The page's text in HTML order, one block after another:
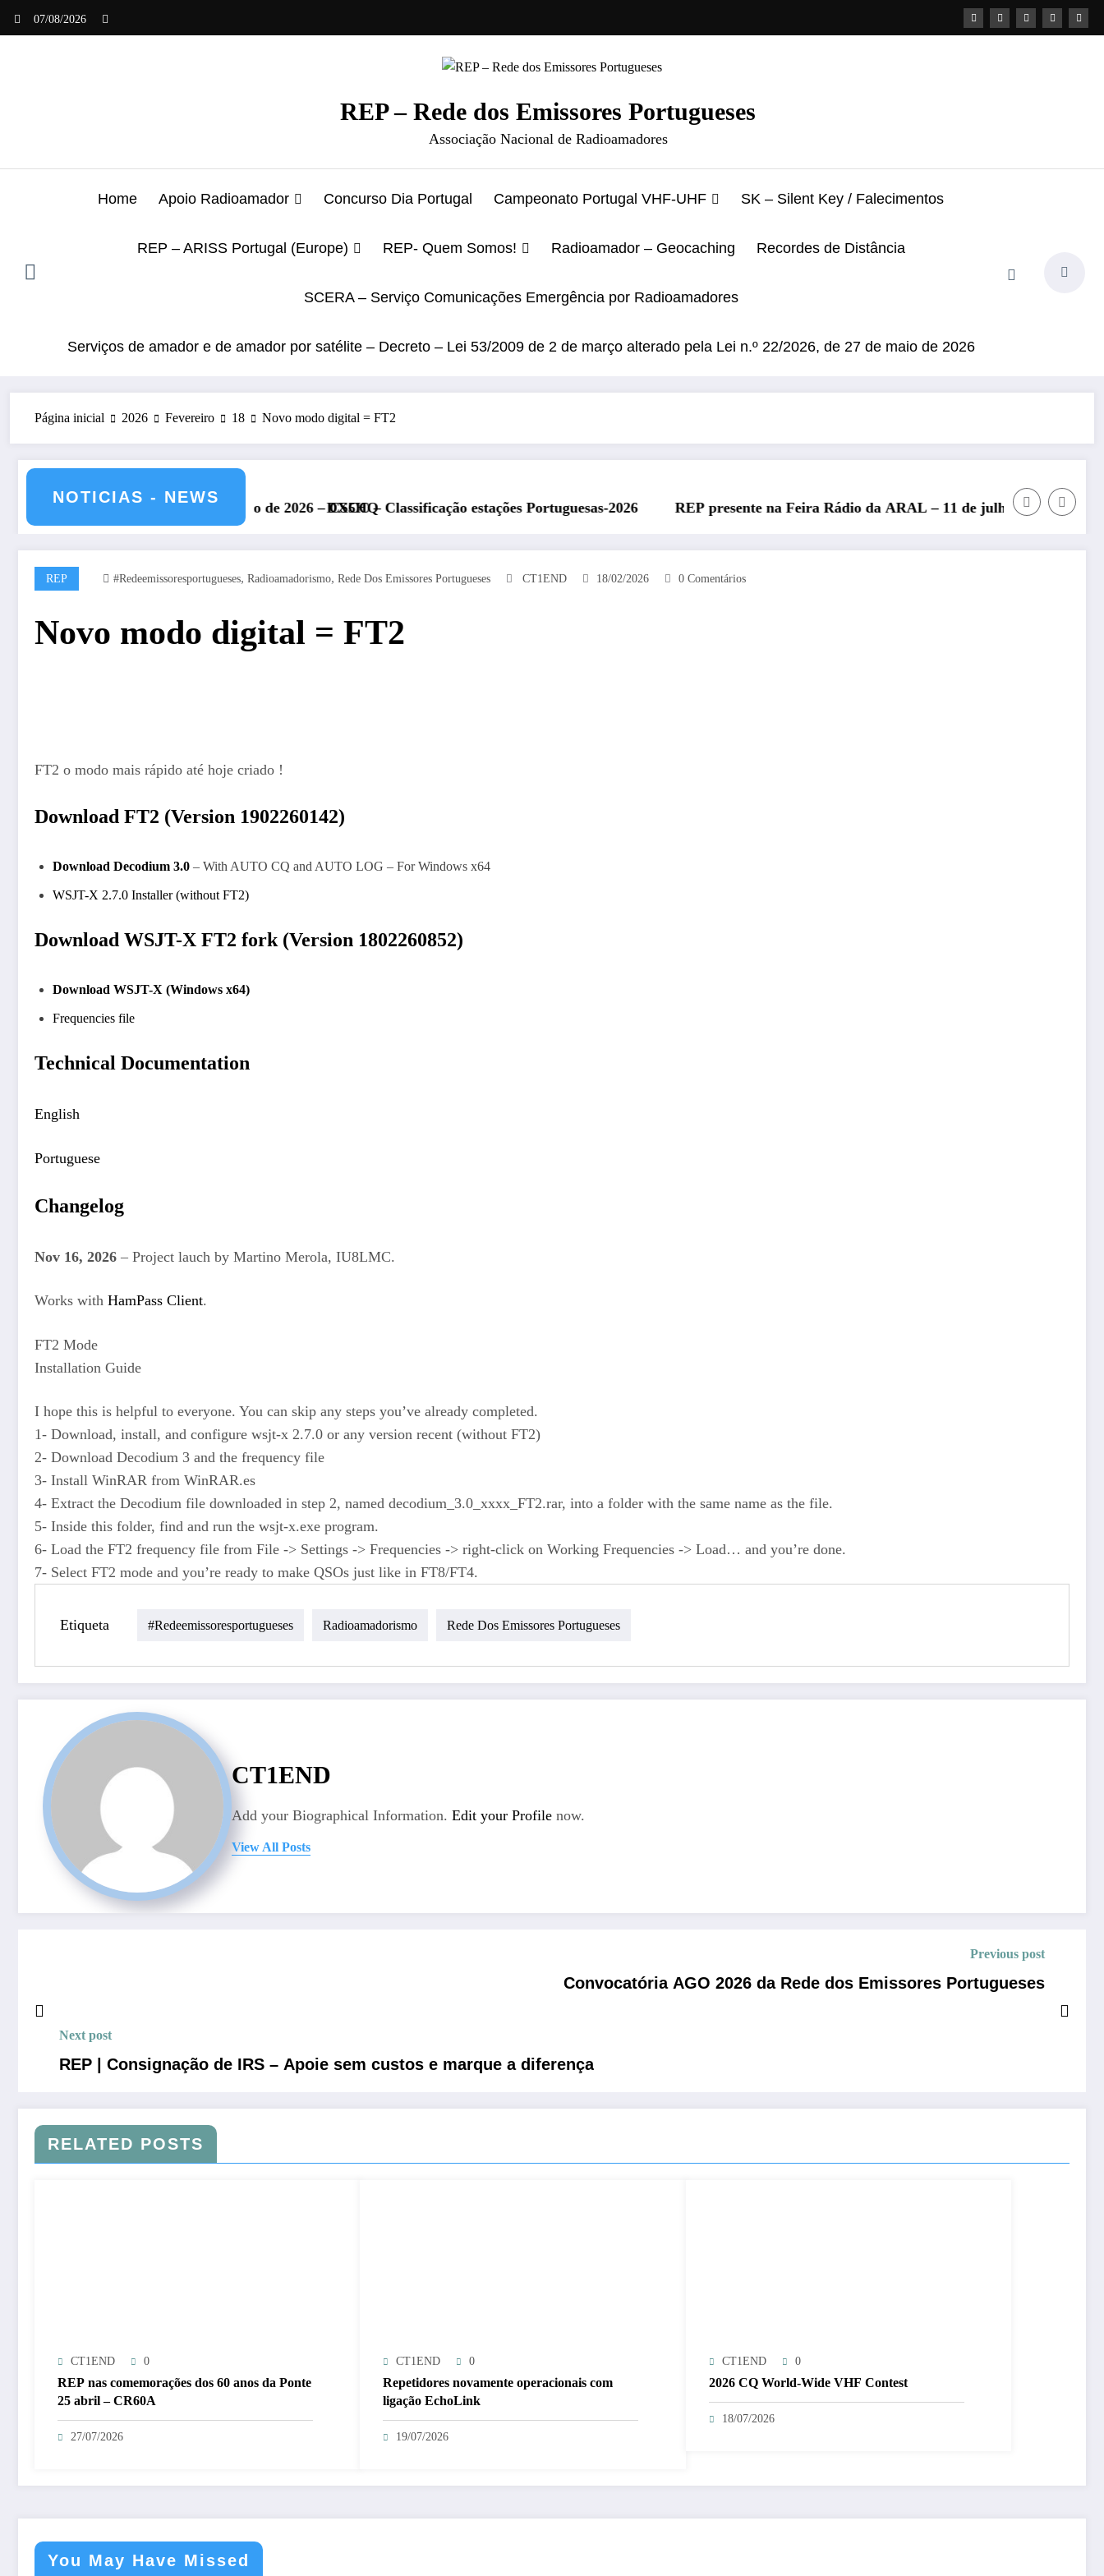
07/08/2026
REP – Rede dos Emissores Portugueses
Associação Nacional de Radioamadores
Home Apoio Radioamador Concurso Dia Portugal Campeonato Portugal VHF-UHF SK – Silent Key / Falecimentos
REP – ARISS Portugal (Europe) REP- Quem Somos! Radioamador – Geocaching Recordes de Distância
SCERA – Serviço Comunicações Emergência por Radioamadores
Serviços de amador e de amador por satélite – Decreto – Lei 53/2009 de 2 de março alterado pela Lei n.º 22/2026, de 27 de maio de 2026
Página inicial 2026 Fevereiro 18 Novo modo digital = FT2
NOTICIAS - NEWS
11 e 12 de julho de 2026 – CS5HQDXCC – Classificação estações Portuguesas-2026 REP presente na Feira Rádio da ARAL – 11 de julho de 2026REP presente no Encontro
REP #redeemissoresportugueses, Radioamadorismo, Rede Dos Emissores Portugueses CT1END 18/02/2026 0 Comentários
Novo modo digital = FT2
FT2 o modo mais rápido até hoje criado !
Download FT2 (Version 1902260142)
Download Decodium 3.0 – With AUTO CQ and AUTO LOG – For Windows x64
WSJT-X 2.7.0 Installer (without FT2)
Download WSJT-X FT2 fork (Version 1802260852)
Download WSJT-X (Windows x64)
Frequencies file
Technical Documentation
English
Portuguese
Changelog
Nov 16, 2026 – Project lauch by Martino Merola, IU8LMC.
Works with HamPass Client.
FT2 Mode
Installation Guide
I hope this is helpful to everyone. You can skip any steps you’ve already completed.
1- Download, install, and configure wsjt-x 2.7.0 or any version recent (without FT2)
2- Download Decodium 3 and the frequency file
3- Install WinRAR from WinRAR.es
4- Extract the Decodium file downloaded in step 2, named decodium_3.0_xxxx_FT2.rar, into a folder with the same name as the file.
5- Inside this folder, find and run the wsjt-x.exe program.
6- Load the FT2 frequency file from File -> Settings -> Frequencies -> right-click on Working Frequencies -> Load… and you’re done.
7- Select FT2 mode and you’re ready to make QSOs just like in FT8/FT4.
Etiqueta #redeemissoresportugueses Radioamadorismo Rede Dos Emissores Portugueses
CT1END
Add your Biographical Information. Edit your Profile now.
View All Posts
Previous post
Convocatória AGO 2026 da Rede dos Emissores Portugueses
Next post
REP | Consignação de IRS – Apoie sem custos e marque a diferença
RELATED POSTS
CT1END 0
REP nas comemorações dos 60 anos da Ponte
25 abril – CR60A
27/07/2026
CT1END 0
Repetidores novamente operacionais com
ligação EchoLink
19/07/2026
CT1END 0
2026 CQ World-Wide VHF Contest
18/07/2026
You May Have Missed